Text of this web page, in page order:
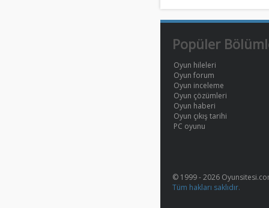
Popüler
Oyun hileleri
Oyun forum
Oyun inceleme
Oyun çözümleri
Oyun haberi
Oyun çıkış tarihi
PC oyunu
© 1999 - 2026
Tüm hakları saklıdır.